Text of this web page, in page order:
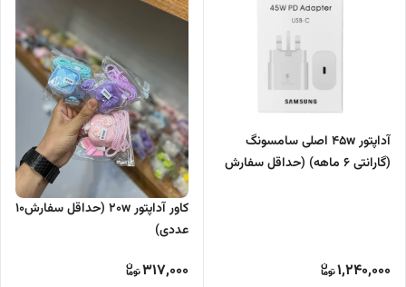
آداپتور 45w اصلی سامسونگ
(گارانتی 6 ماهه) (حداقل سفارش
1,240,000
کاور آداپتور 20w (حداقل سفارش10
عددی)
317,000